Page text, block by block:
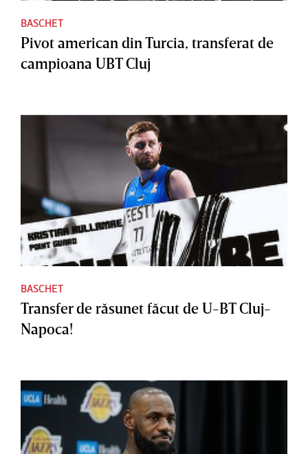
BASCHET
Pivot american din Turcia, transferat de
campioana UBT Cluj
BASCHET
Transfer de răsunet făcut de U-BT Cluj-
Napoca!